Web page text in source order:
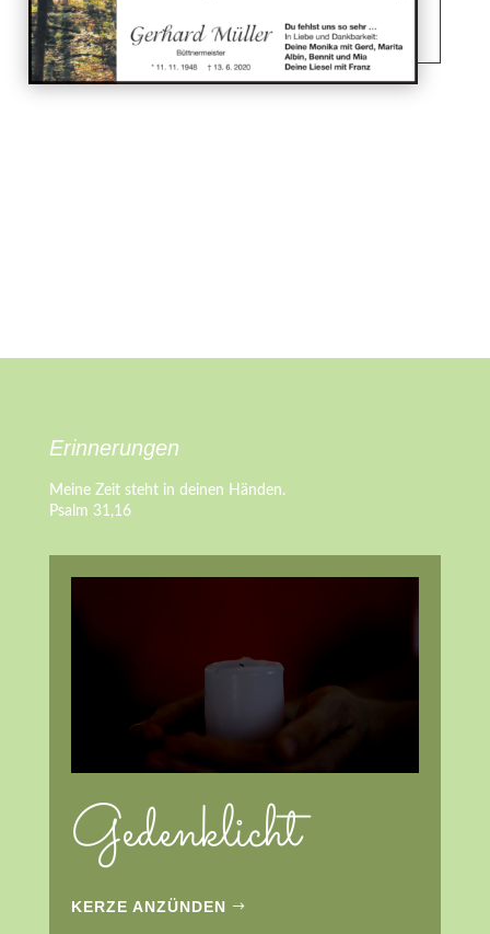
Erinnerungen
Meine Zeit steht in deinen Händen.
Psalm 31,16
Gedenklicht
KERZE ANZÜNDEN